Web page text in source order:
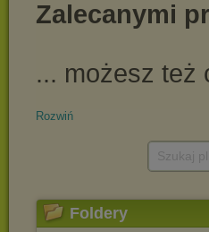
Rozwiń
Foldery